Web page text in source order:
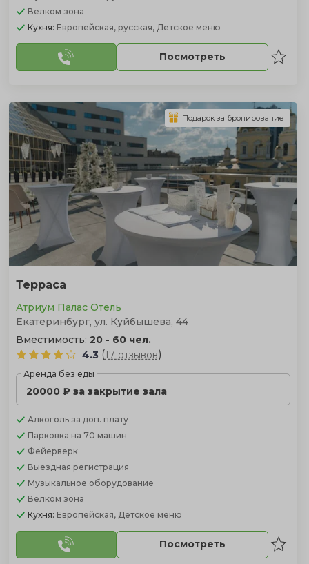
Велком зона
Кухня: Европейская, русская, Детское меню
Посмотреть
Терраса
Атриум Палас Отель
Екатеринбург, ул. Куйбышева, 44
Вместимость: 20 - 60 чел.
4.3 (17 отзывов)
Аренда без еды
20000 ₽ за закрытие зала
Алкоголь за доп. плату
Парковка на 70 машин
Фейерверк
Выездная регистрация
Музыкальное оборудование
Велком зона
Кухня: Европейская, Детское меню
Посмотреть
Подарок за бронирование